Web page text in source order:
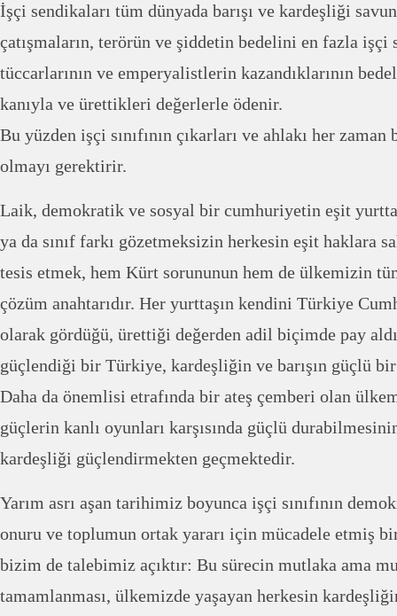
İşçi sendikaları tüm dünyada barışı ve kardeşliği
çatışmaların, terörün ve şiddetin bedelini en fazla işçi
tüccarlarının ve emperyalistlerin kazandıklarının
kanıyla ve ürettikleri değerlerle ödenir.
Bu yüzden işçi sınıfının çıkarları ve ahlakı her
olmayı gerektirir.
Laik, demokratik ve sosyal bir cumhuriyetin eşit
ya da sınıf farkı gözetmeksizin herkesin eşit haklara
tesis etmek, hem Kürt sorununun hem de ülkemizin
çözüm anahtarıdır. Her yurttaşın kendini Türkiye
olarak gördüğü, ürettiği değerden adil biçimde pay
güçlendiği bir Türkiye, kardeşliğin ve barışın güçlü
Daha da önemlisi etrafında bir ateş çemberi olan
güçlerin kanlı oyunları karşısında güçlü
kardeşliği güçlendirmekten geçmektedir.
Yarım asrı aşan tarihimiz boyunca işçi sınıfının
onuru ve toplumun ortak yararı için mücadele etmiş
bizim de talebimiz açıktır: Bu sürecin mutlaka ama
tamamlanması, ülkemizde yaşayan herkesin